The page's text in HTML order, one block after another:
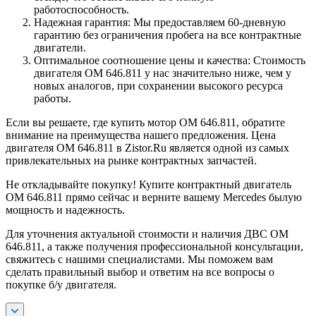
работоспособность.
Надежная гарантия: Мы предоставляем 60-дневную
гарантию без ограничения пробега на все контрактные
двигатели.
Оптимальное соотношение цены и качества: Стоимость
двигателя OM 646.811 у нас значительно ниже, чем у
новых аналогов, при сохранении высокого ресурса
работы.
Если вы решаете, где купить мотор OM 646.811, обратите
внимание на преимущества нашего предложения. Цена
двигателя OM 646.811 в Zistor.Ru является одной из самых
привлекательных на рынке контрактных запчастей.
Не откладывайте покупку! Купите контрактный двигатель
OM 646.811 прямо сейчас и верните вашему Mercedes былую
мощность и надежность.
Для уточнения актуальной стоимости и наличия ДВС OM
646.811, а также получения профессиональной консультации,
свяжитесь с нашими специалистами. Мы поможем вам
сделать правильный выбор и ответим на все вопросы о
покупке б/у двигателя.